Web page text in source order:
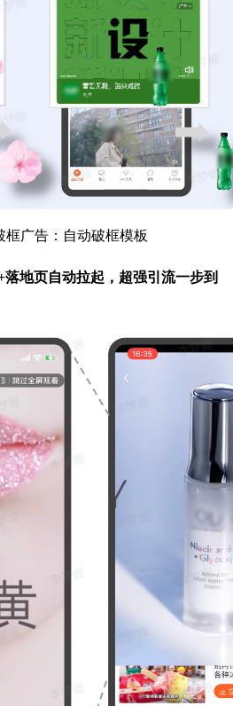
框广告：自动破框模板
地页自动拉起，超强引流一步到